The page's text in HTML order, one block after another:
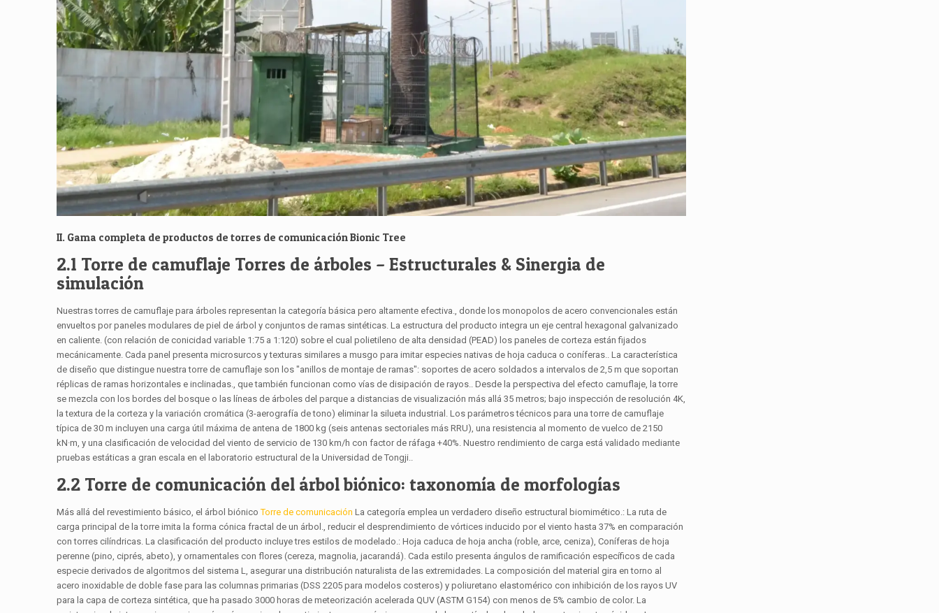
II. Gama completa de productos de torres de comunicación Bionic Tree
2.1 Torre de camuflaje Torres de árboles – Estructurales & Sinergia de
simulación
Nuestras torres de camuflaje para árboles representan la categoría básica pero altamente efectiva., donde los monopolos de acero convencionales están
envueltos por paneles modulares de piel de árbol y conjuntos de ramas sintéticas. La estructura del producto integra un eje central hexagonal galvanizado
en caliente. (con relación de conicidad variable 1:75 a 1:120) sobre el cual polietileno de alta densidad (PEAD) los paneles de corteza están fijados
mecánicamente. Cada panel presenta microsurcos y texturas similares a musgo para imitar especies nativas de hoja caduca o coníferas.. La característica
de diseño que distingue nuestra torre de camuflaje son los "anillos de montaje de ramas": soportes de acero soldados a intervalos de 2,5 m que soportan
réplicas de ramas horizontales e inclinadas., que también funcionan como vías de disipación de rayos.. Desde la perspectiva del efecto camuflaje, la torre
se mezcla con los bordes del bosque o las líneas de árboles del parque a distancias de visualización más allá 35 metros; bajo inspección de resolución 4K,
la textura de la corteza y la variación cromática (3-aerografía de tono) eliminar la silueta industrial. Los parámetros técnicos para una torre de camuflaje
típica de 30 m incluyen una carga útil máxima de antena de 1800 kg (seis antenas sectoriales más RRU), una resistencia al momento de vuelco de 2150
kN·m, y una clasificación de velocidad del viento de servicio de 130 km/h con factor de ráfaga +40%. Nuestro rendimiento de carga está validado mediante
pruebas estáticas a gran escala en el laboratorio estructural de la Universidad de Tongji..
2.2 Torre de comunicación del árbol biónico: taxonomía de morfologías
Más allá del revestimiento básico, el árbol biónicoTorre de comunicación La categoría emplea un verdadero diseño estructural biomimético.: La ruta de
carga principal de la torre imita la forma cónica fractal de un árbol., reducir el desprendimiento de vórtices inducido por el viento hasta 37% en comparación
con torres cilíndricas. La clasificación del producto incluye tres estilos de modelado.: Hoja caduca de hoja ancha (roble, arce, ceniza), Coníferas de hoja
perenne (pino, ciprés, abeto), y ornamentales con flores (cereza, magnolia, jacarandá). Cada estilo presenta ángulos de ramificación específicos de cada
especie derivados de algoritmos del sistema L, asegurar una distribución naturalista de las extremidades. La composición del material gira en torno al
acero inoxidable de doble fase para las columnas primarias (DSS 2205 para modelos costeros) y poliuretano elastomérico con inhibición de los rayos UV
para la capa de corteza sintética, que ha pasado 3000 horas de meteorización acelerada QUV (ASTM G154) con menos de 5% cambio de color. La